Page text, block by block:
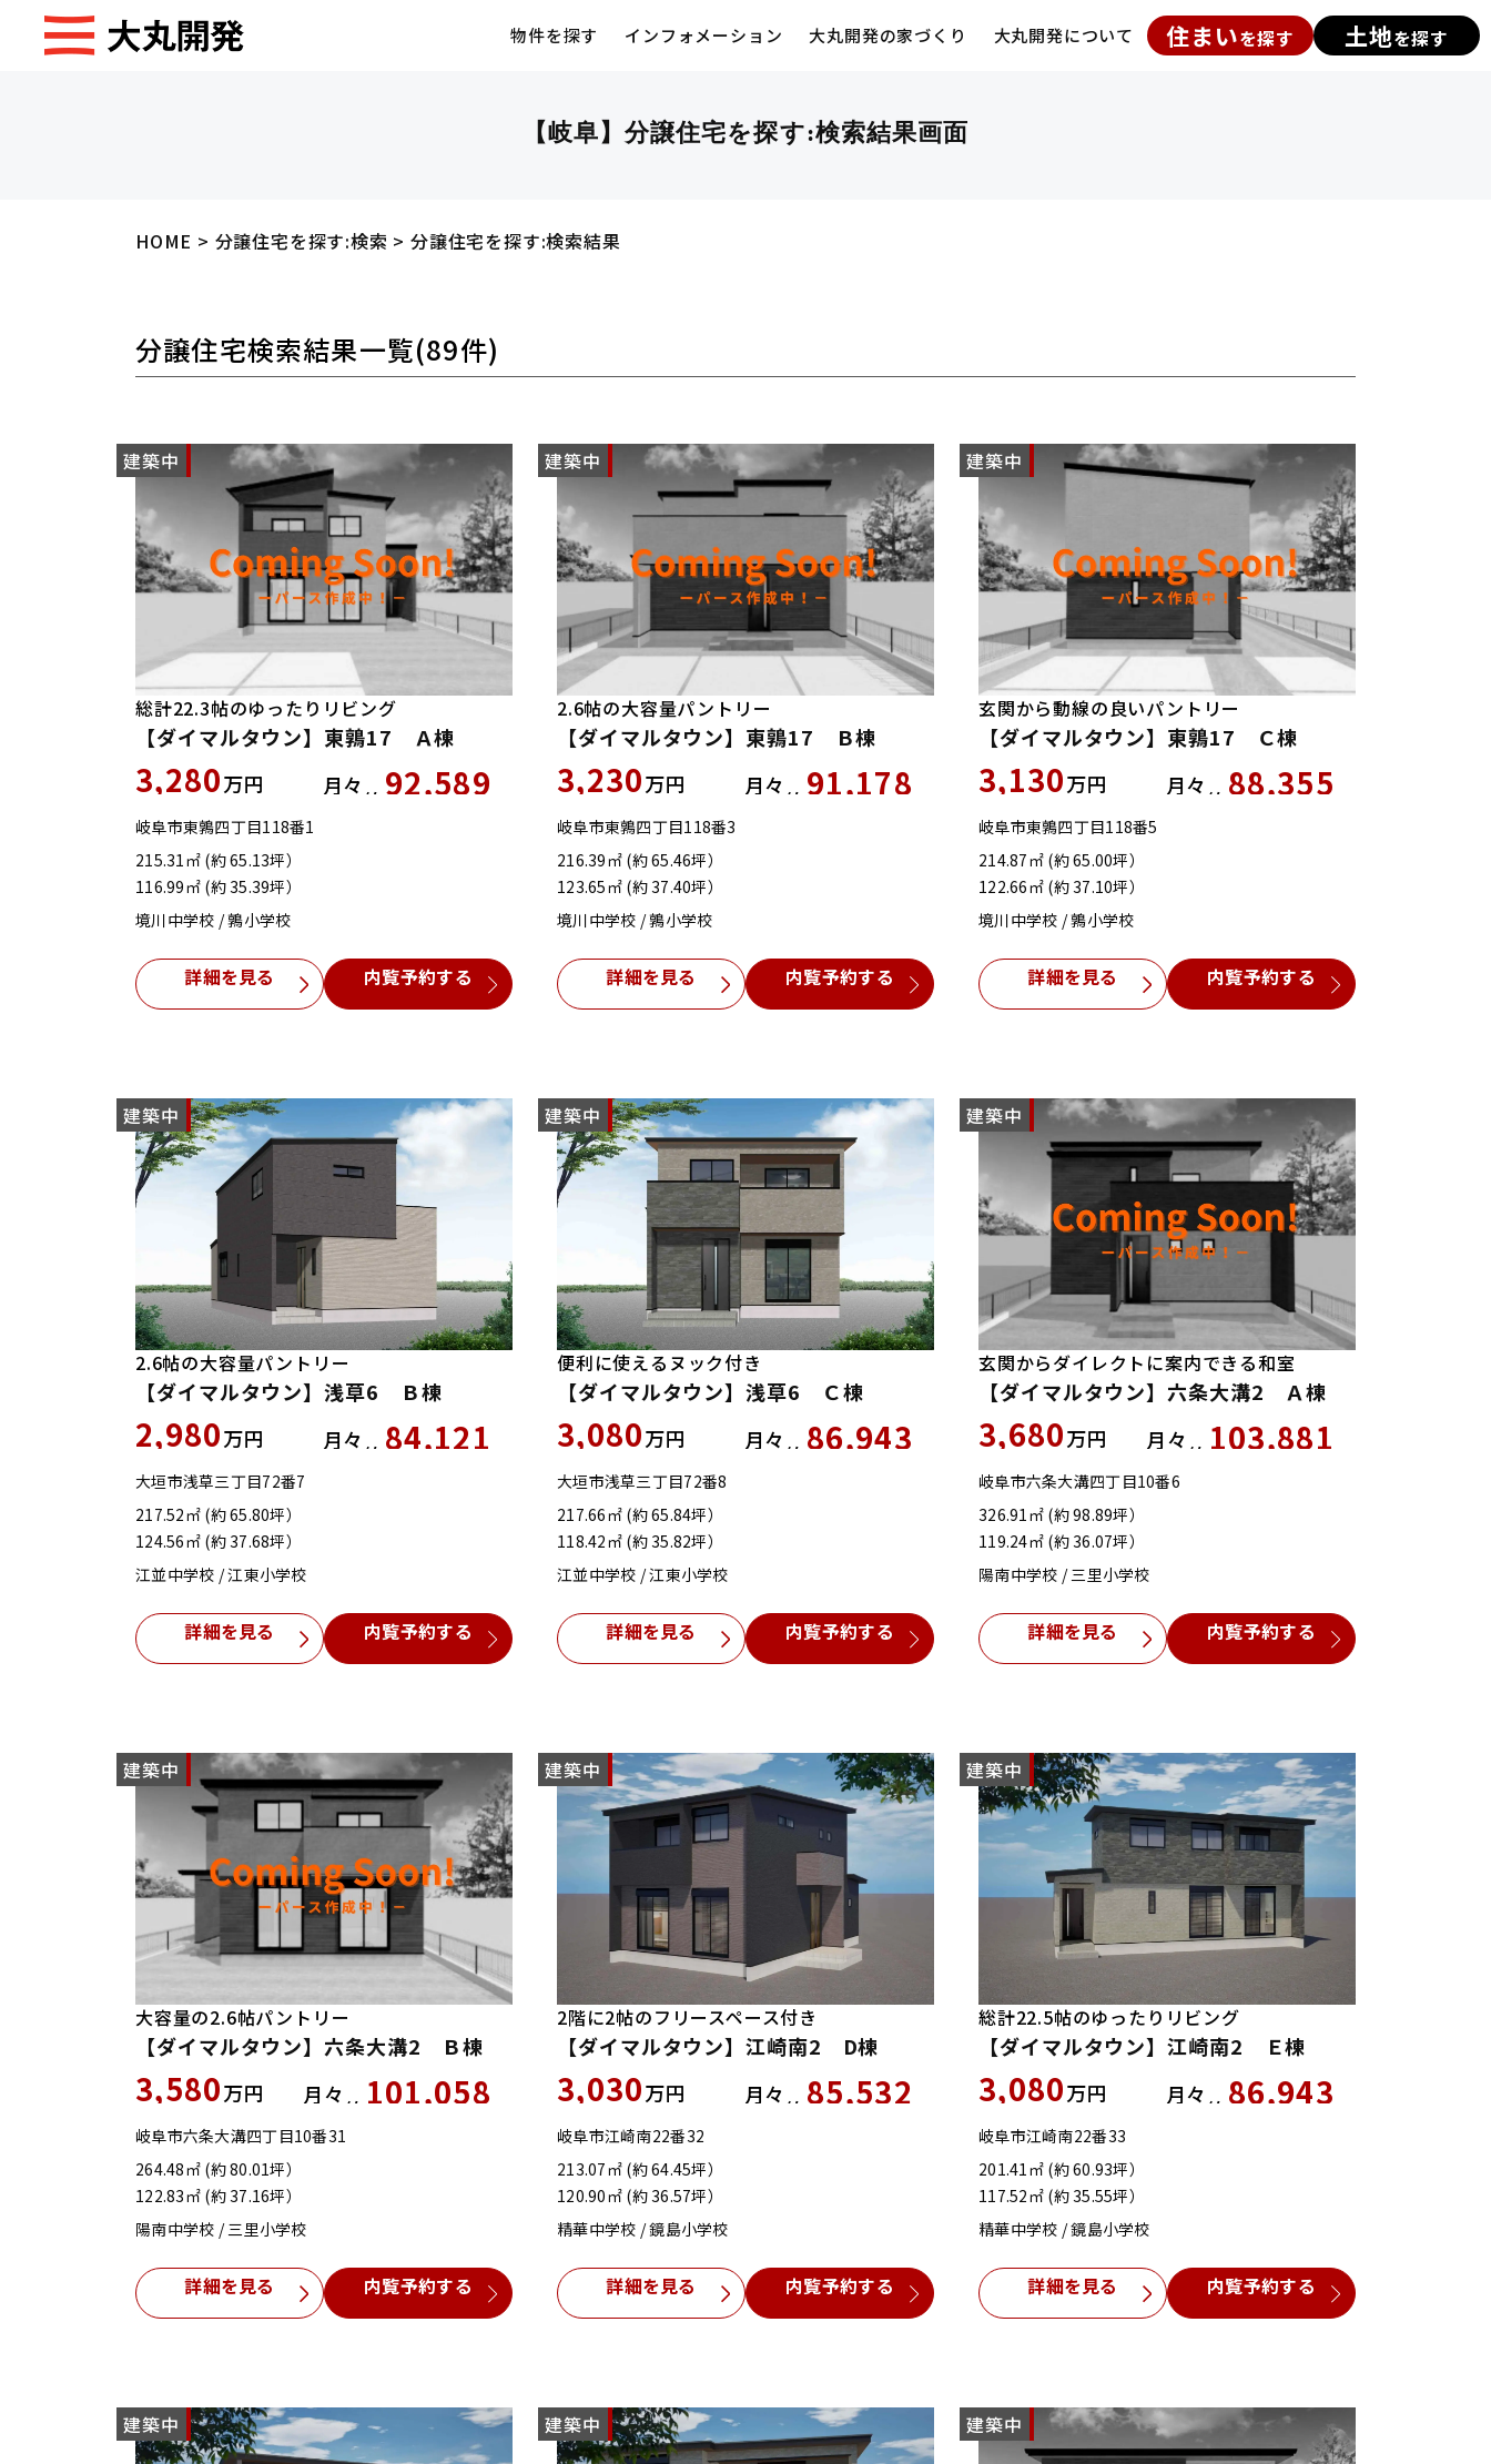
物件を探す インフォメーション 大丸開発の家づくり 大丸開発について 住まいを探す 土地を探す
【岐阜】分譲住宅を探す:検索結果画面
HOME > 分譲住宅を探す:検索 >分譲住宅を探す:検索結果
分譲住宅検索結果一覧(89件)
NEW
建築中
総計22.3帖のゆったりリビング
【ダイマルタウン】東鶉17 Ａ棟
3,280万円 月々
約 92,589
岐阜市東鶉四丁目118番1
215.31㎡ (約 65.13坪）
116.99㎡ (約 35.39坪）
境川中学校 / 鶉小学校
詳細を見る 内覧予約する
NEW
建築中
2.6帖の大容量パントリー
【ダイマルタウン】東鶉17 Ｂ棟
3,230万円 月々
約 91,178
岐阜市東鶉四丁目118番3
216.39㎡ (約 65.46坪）
123.65㎡ (約 37.40坪）
境川中学校 / 鶉小学校
詳細を見る 内覧予約する
NEW
建築中
玄関から動線の良いパントリー
【ダイマルタウン】東鶉17 Ｃ棟
3,130万円 月々
約 88,355
岐阜市東鶉四丁目118番5
214.87㎡ (約 65.00坪）
122.66㎡ (約 37.10坪）
境川中学校 / 鶉小学校
詳細を見る 内覧予約する
NEW
建築中
2.6帖の大容量パントリー
【ダイマルタウン】浅草6 Ｂ棟
2,980万円 月々
約 84,121
大垣市浅草三丁目72番7
217.52㎡ (約 65.80坪）
124.56㎡ (約 37.68坪）
江並中学校 / 江東小学校
詳細を見る 内覧予約する
NEW
建築中
便利に使えるヌック付き
【ダイマルタウン】浅草6 Ｃ棟
3,080万円 月々
約 86,943
大垣市浅草三丁目72番8
217.66㎡ (約 65.84坪）
118.42㎡ (約 35.82坪）
江並中学校 / 江東小学校
詳細を見る 内覧予約する
NEW
建築中
玄関からダイレクトに案内できる和室
【ダイマルタウン】六条大溝2 Ａ棟
3,680万円 月々
約 103,881
岐阜市六条大溝四丁目10番6
326.91㎡ (約 98.89坪）
119.24㎡ (約 36.07坪）
陽南中学校 / 三里小学校
詳細を見る 内覧予約する
NEW
建築中
大容量の2.6帖パントリー
【ダイマルタウン】六条大溝2 Ｂ棟
3,580万円 月々
約 101,058
岐阜市六条大溝四丁目10番31
264.48㎡ (約 80.01坪）
122.83㎡ (約 37.16坪）
陽南中学校 / 三里小学校
詳細を見る 内覧予約する
NEW
建築中
2階に2帖のフリースペース付き
【ダイマルタウン】江崎南2 D棟
3,030万円 月々
約 85,532
岐阜市江崎南22番32
213.07㎡ (約 64.45坪）
120.90㎡ (約 36.57坪）
精華中学校 / 鏡島小学校
詳細を見る 内覧予約する
NEW
建築中
総計22.5帖のゆったりリビング
【ダイマルタウン】江崎南2 Ｅ棟
3,080万円 月々
約 86,943
岐阜市江崎南22番33
201.41㎡ (約 60.93坪）
117.52㎡ (約 35.55坪）
精華中学校 / 鏡島小学校
詳細を見る 内覧予約する
NEW
建築中 NEW
建築中 NEW
建築中